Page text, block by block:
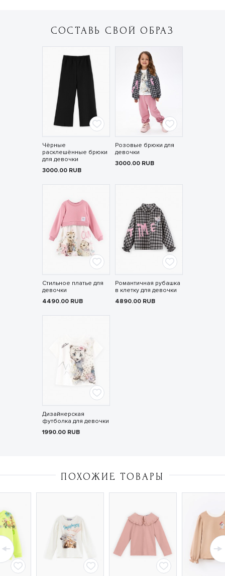
СОСТАВЬ СВОЙ ОБРАЗ
Чёрные
расклешённые брюки
для девочки
3000.00 RUB
Розовые брюки для
девочки
3000.00 RUB
Стильное платье для
девочки
4490.00 RUB
Романтичная рубашка
в клетку для девочки
4890.00 RUB
Дизайнерская
футболка для девочки
1990.00 RUB
ПОХОЖИЕ ТОВАРЫ